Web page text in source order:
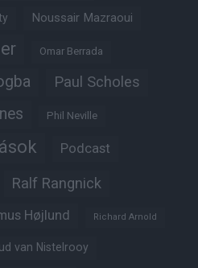
Noussair Mazraoui
Omar Berrada
Paul Scholes
Phil Neville
Podcast
Ralf Rangnick
Højlund Richard Arnold
van Nistelrooy